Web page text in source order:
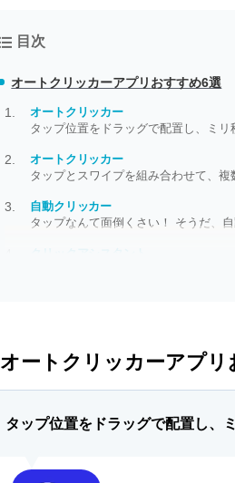
目次
オートクリッカーアプリ おすすめ6選
オートクリッカー
タップ位置をドラッグで配置し、ミ
オートクリッカー
タップとスワイプを組み合わせて、
自動クリッカー
タップなんて面倒くさい！ そうだ、
レベル上げも音楽再生も自動でポチ
オートクリッカーアプリ
タップ位置をドラッグで配置し、